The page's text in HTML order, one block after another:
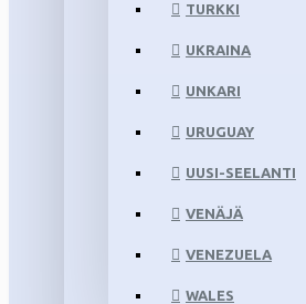
TURKKI
UKRAINA
UNKARI
URUGUAY
UUSI-SEELANTI
VENÄJÄ
VENEZUELA
WALES